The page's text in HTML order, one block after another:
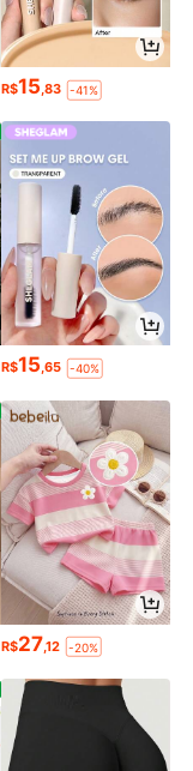
R$15,83 -41%
R$15,65 -40%
R$27,12 -20%